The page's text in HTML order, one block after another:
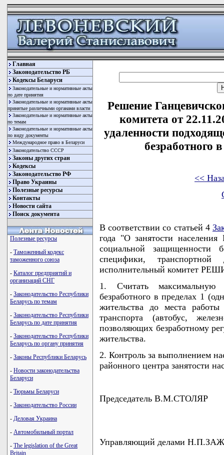
Главная
Законодательство РБ
Кодексы Беларуси
Законодательные и нормативные акты
по дате принятия
Законодательные и нормативные акты
принятые различными органами власти
Законодательные и нормативные акты
по темам
Законодательные и нормативные акты
по виду документы
Международное право в Беларуси
Законодательство СССР
Законы других стран
Кодексы
Законодательство РФ
Право Украины
Полезные ресурсы
Контакты
Новости сайта
Поиск документа
Полезные ресурсы
- Таможенный кодекс
таможенного союза
- Каталог предприятий и
организаций СНГ
- Законодательство Республики
Беларусь по темам
- Законодательство Республики
Беларусь по дате принятия
- Законодательство Республики
Беларусь по органу принятия
- Законы Республики Беларусь
- Новости законодательства
Беларуси
- Тюрьмы Беларуси
- Законодательство России
- Деловая Украина
- Автомобильный портал
- The legislation of the Great
Britain
Решение
комитета от
удаленности
безработного
<<
В соответствии со статьей 4
года "О занятости
социальной защищенности
специфики, транспортной
исполнительный комитет
1. Считать максимальную
безработного в пределах 1
жительства до места работы
транспорта (автобус,
позволяющих безработному
жительства.
2. Контроль за выполнением
районного центра занятости
Председатель В.М.СТОЛЯР
Управляющий делами